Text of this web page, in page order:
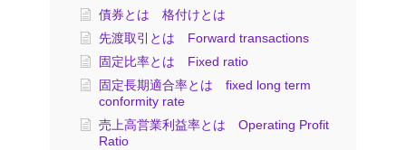
債券とは 格付けとは
先渡取引とは Forward transactions
固定比率とは Fixed ratio
固定長期適合率とは fixed long term
conformity rate
売上高営業利益率とは Operating Profit
Ratio